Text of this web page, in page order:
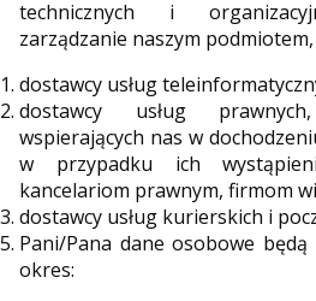
technicznych i
zarządzanie naszym podmiotem,
dostawcy usług
dostawcy usług
wspierających nas w
w przypadku ich
kancelariom prawnym, firmom
dostawcy usług kurierskich i
Pani/Pana dane osobowe
okres: